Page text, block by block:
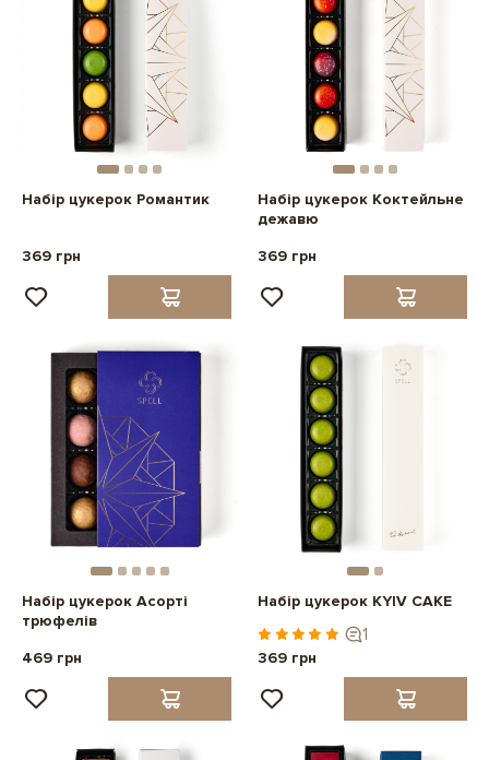
Набір цукерок Романтик
369 грн
Набір цукерок Коктейльне
дежавю
369 грн
Набір цукерок Асорті
трюфелів
469 грн
Набір цукерок KYIV CAKE
1
369 грн